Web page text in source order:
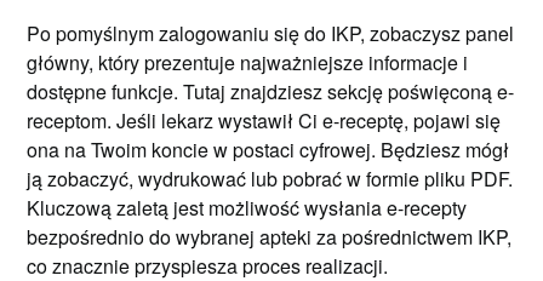
Po pomyślnym zalogowaniu się do IKP, zobaczysz panel
główny, który prezentuje najważniejsze informacje i
dostępne funkcje. Tutaj znajdziesz sekcję poświęconą e-
receptom. Jeśli lekarz wystawił Ci e-receptę, pojawi się
ona na Twoim koncie w postaci cyfrowej. Będziesz mógł
ją zobaczyć, wydrukować lub pobrać w formie pliku PDF.
Kluczową zaletą jest możliwość wysłania e-recepty
bezpośrednio do wybranej apteki za pośrednictwem IKP,
co znacznie przyspiesza proces realizacji.